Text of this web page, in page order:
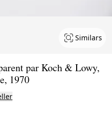
Similars
par Koch & Lowy,
1970